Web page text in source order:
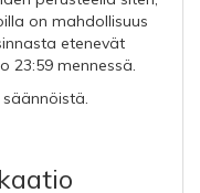
on mahdollisuus
etenevät
23:59 mennessä.